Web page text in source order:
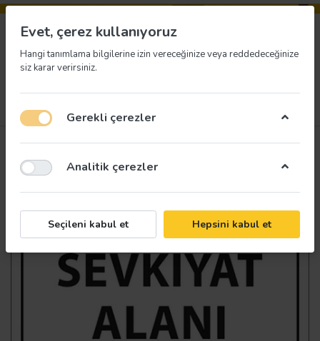
Evet, çerez kullanıyoruz
Hangi tanımlama bilgilerine izin vereceğinize veya reddedeceğinize
siz karar verirsiniz.
Gerekli çerezler
Analitik çerezler
Seçileni kabul et Hepsini kabul et